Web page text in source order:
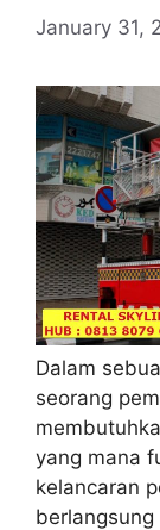
January 31,
Dalam
seorang
yang mana
kelancaran